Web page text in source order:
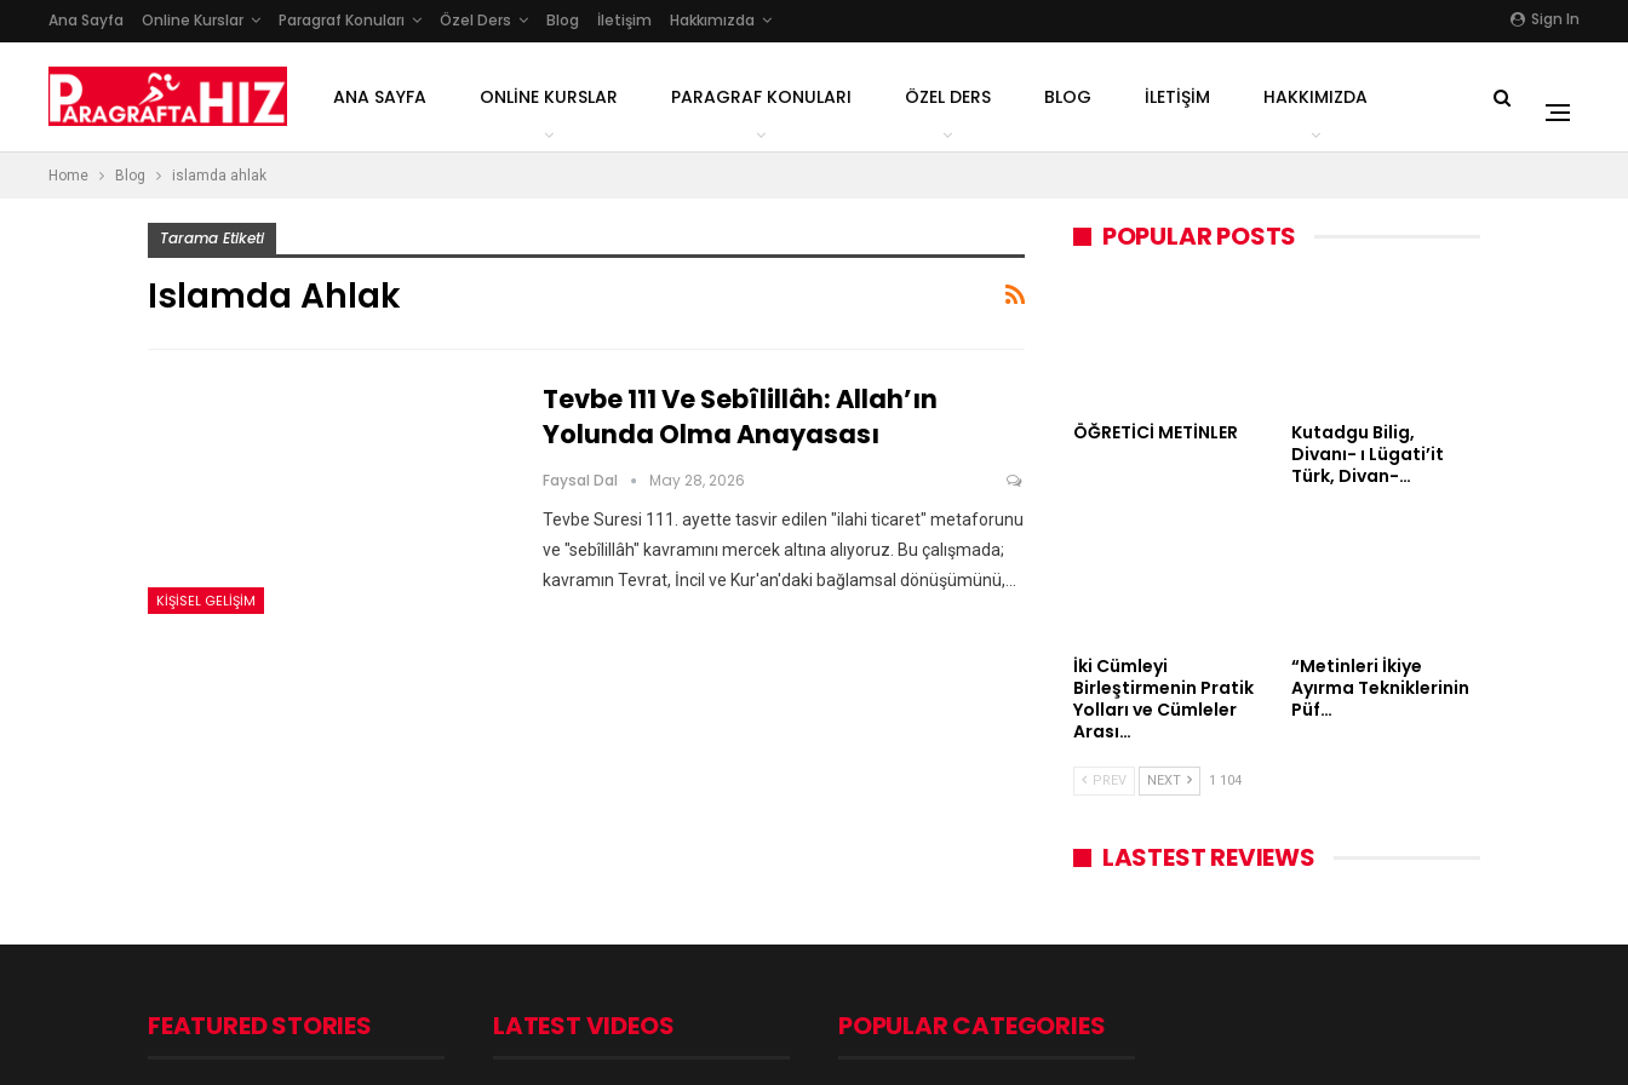
Sign In
Ana Sayfa Online Kurslar Paragraf Konuları Özel Ders Blog İletişim Hakkımızda
ANA SAYFA ONLINE KURSLAR PARAGRAF KONULARI ÖZEL DERS BLOG İLETIŞIM HAKKIMIZDA
Home Blog islamda ahlak
Tarama Etiketi
Islamda Ahlak
KIŞISEL GELIŞIM
Tevbe 111 Ve Sebîlillâh: Allah’ın
Yolunda Olma Anayasası
Faysal Dal May 28, 2026
Tevbe Suresi 111. ayette tasvir edilen "ilahi ticaret" metaforunu
ve "sebîlillâh" kavramını mercek altına alıyoruz. Bu çalışmada;
kavramın Tevrat, İncil ve Kur'an'daki bağlamsal dönüşümünü,…
POPULAR POSTS
ÖĞRETİCİ METİNLER
Kutadgu Bilig,
Divanı- ı Lügati’it
Türk, Divan-…
İki Cümleyi
Birleştirmenin Pratik
Yolları ve Cümleler
Arası…
“Metinleri İkiye
Ayırma Tekniklerinin
Püf…
PREV NEXT 1 104
LASTEST REVIEWS
FEATURED STORIES LATEST VIDEOS POPULAR CATEGORIES